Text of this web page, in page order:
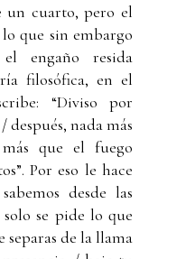
un cuarto, pero el
que sin embargo
engaño resida
filosófica, en el
“Diviso por
nada más
que el fuego
Por eso le hace
desde las
se pide lo que
separas de la llama